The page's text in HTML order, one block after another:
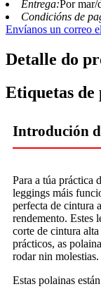
Entrega:Por mar/
Condicións de
Envíanos un correo
Detalle do
Etiquetas de
Introdución
Para a túa práctica
leggings máis
perfecta de cintura
rendemento. Estes
corte de cintura
prácticos, as
rodar nin molestias.
Estas polainas